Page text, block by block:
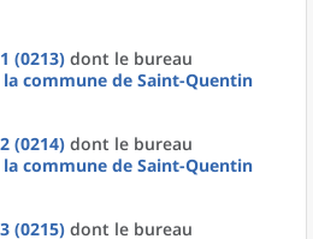
(0213) dont le bureau
la commune de Saint-Quentin
(0214) dont le bureau
la commune de Saint-Quentin
(0215) dont le bureau